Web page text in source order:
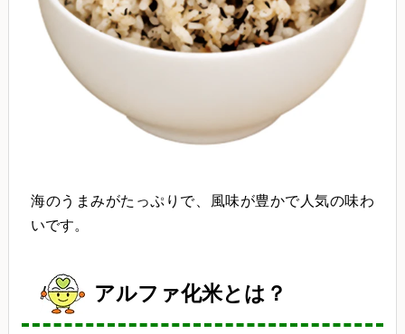
海のうまみがたっぷりで、風味が豊かで人気の味わ
いです。
アルファ化米とは？